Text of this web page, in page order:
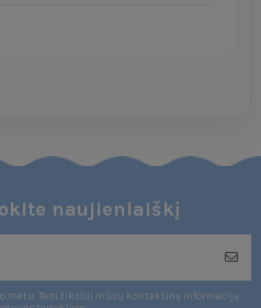
naujienlaiškį
metu. Tam tikslui mūsų kontaktinę informaciją